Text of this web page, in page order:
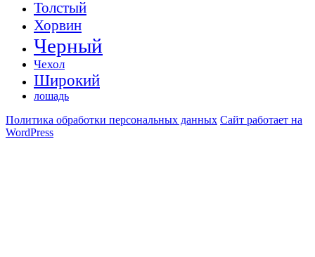
Толстый
Хорвин
Черный
Чехол
Широкий
лошадь
Политика обработки персональных данных Сайт работает на
WordPress